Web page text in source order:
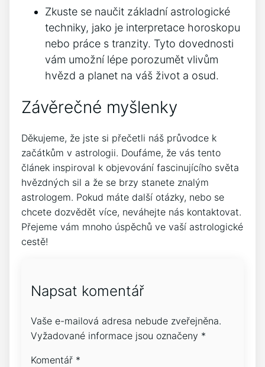
Zkuste se naučit základní astrologické
techniky, jako je interpretace horoskopu
nebo práce s tranzity. Tyto dovednosti
vám umožní lépe porozumět vlivům
hvězd a planet na váš život a osud.
Závěrečné myšlenky
Děkujeme, že jste si přečetli náš průvodce k
začátkům v astrologii. Doufáme, že vás tento
článek inspiroval k objevování fascinujícího světa
hvězdných sil a že se brzy stanete znalým
astrologem. Pokud máte další otázky, nebo se
chcete dozvědět více, neváhejte nás kontaktovat.
Přejeme vám mnoho úspěchů ve vaší astrologické
cestě!
Napsat komentář
Vaše e-mailová adresa nebude zveřejněna.
Vyžadované informace jsou označeny *
Komentář *